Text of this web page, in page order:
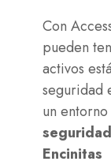
Con
pueden
activos
seguridad
un
Encinitas